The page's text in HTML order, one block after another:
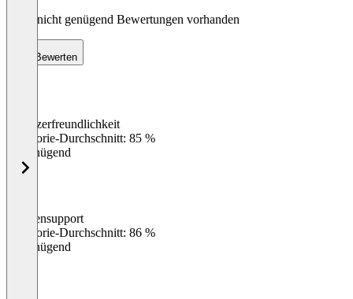
Noch nicht genügend Bewertungen vorhanden
Bewerten
Benutzerfreundlichkeit
Kategorie-Durchschnitt: 85 %
Ungenügend
Kundensupport
Kategorie-Durchschnitt: 86 %
Ungenügend